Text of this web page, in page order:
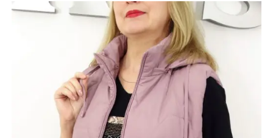
Opcje
można
wybrać
na
stronie
produktu